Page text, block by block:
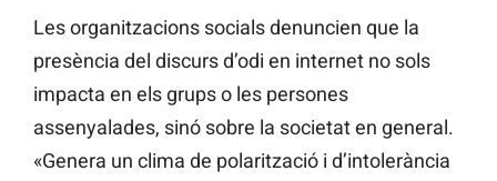
Les organitzacions socials denuncien que la
presència del discurs d’odi en internet no sols
impacta en els grups o les persones
assenyalades, sinó sobre la societat en general.
«Genera un clima de polarització i d’intolerància